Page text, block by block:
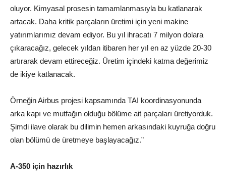
oluyor. Kimyasal prosesin tamamlanmasıyla bu katlanarak
artacak. Daha kritik parçaların üretimi için yeni makine
yatırımlarımız devam ediyor. Bu yıl ihracatı 7 milyon dolara
çıkaracağız, gelecek yıldan itibaren her yıl en az yüzde 20-30
artırarak devam ettireceğiz. Üretim içindeki katma değerimiz
de ikiye katlanacak.
Örneğin Airbus projesi kapsamında TAI koordinasyonunda
arka kapı ve mutfağın olduğu bölüme ait parçaları üretiyorduk.
Şimdi ilave olarak bu dilimin hemen arkasındaki kuyruğa doğru
olan bölümü de üretmeye başlayacağız.”
A-350 için hazırlık